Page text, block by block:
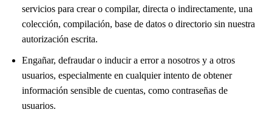
servicios para crear o compilar, directa o indirectamente, una
colección, compilación, base de datos o directorio sin nuestra
autorización escrita.
Engañar, defraudar o inducir a error a nosotros y a otros
usuarios, especialmente en cualquier intento de obtener
información sensible de cuentas, como contraseñas de
usuarios.